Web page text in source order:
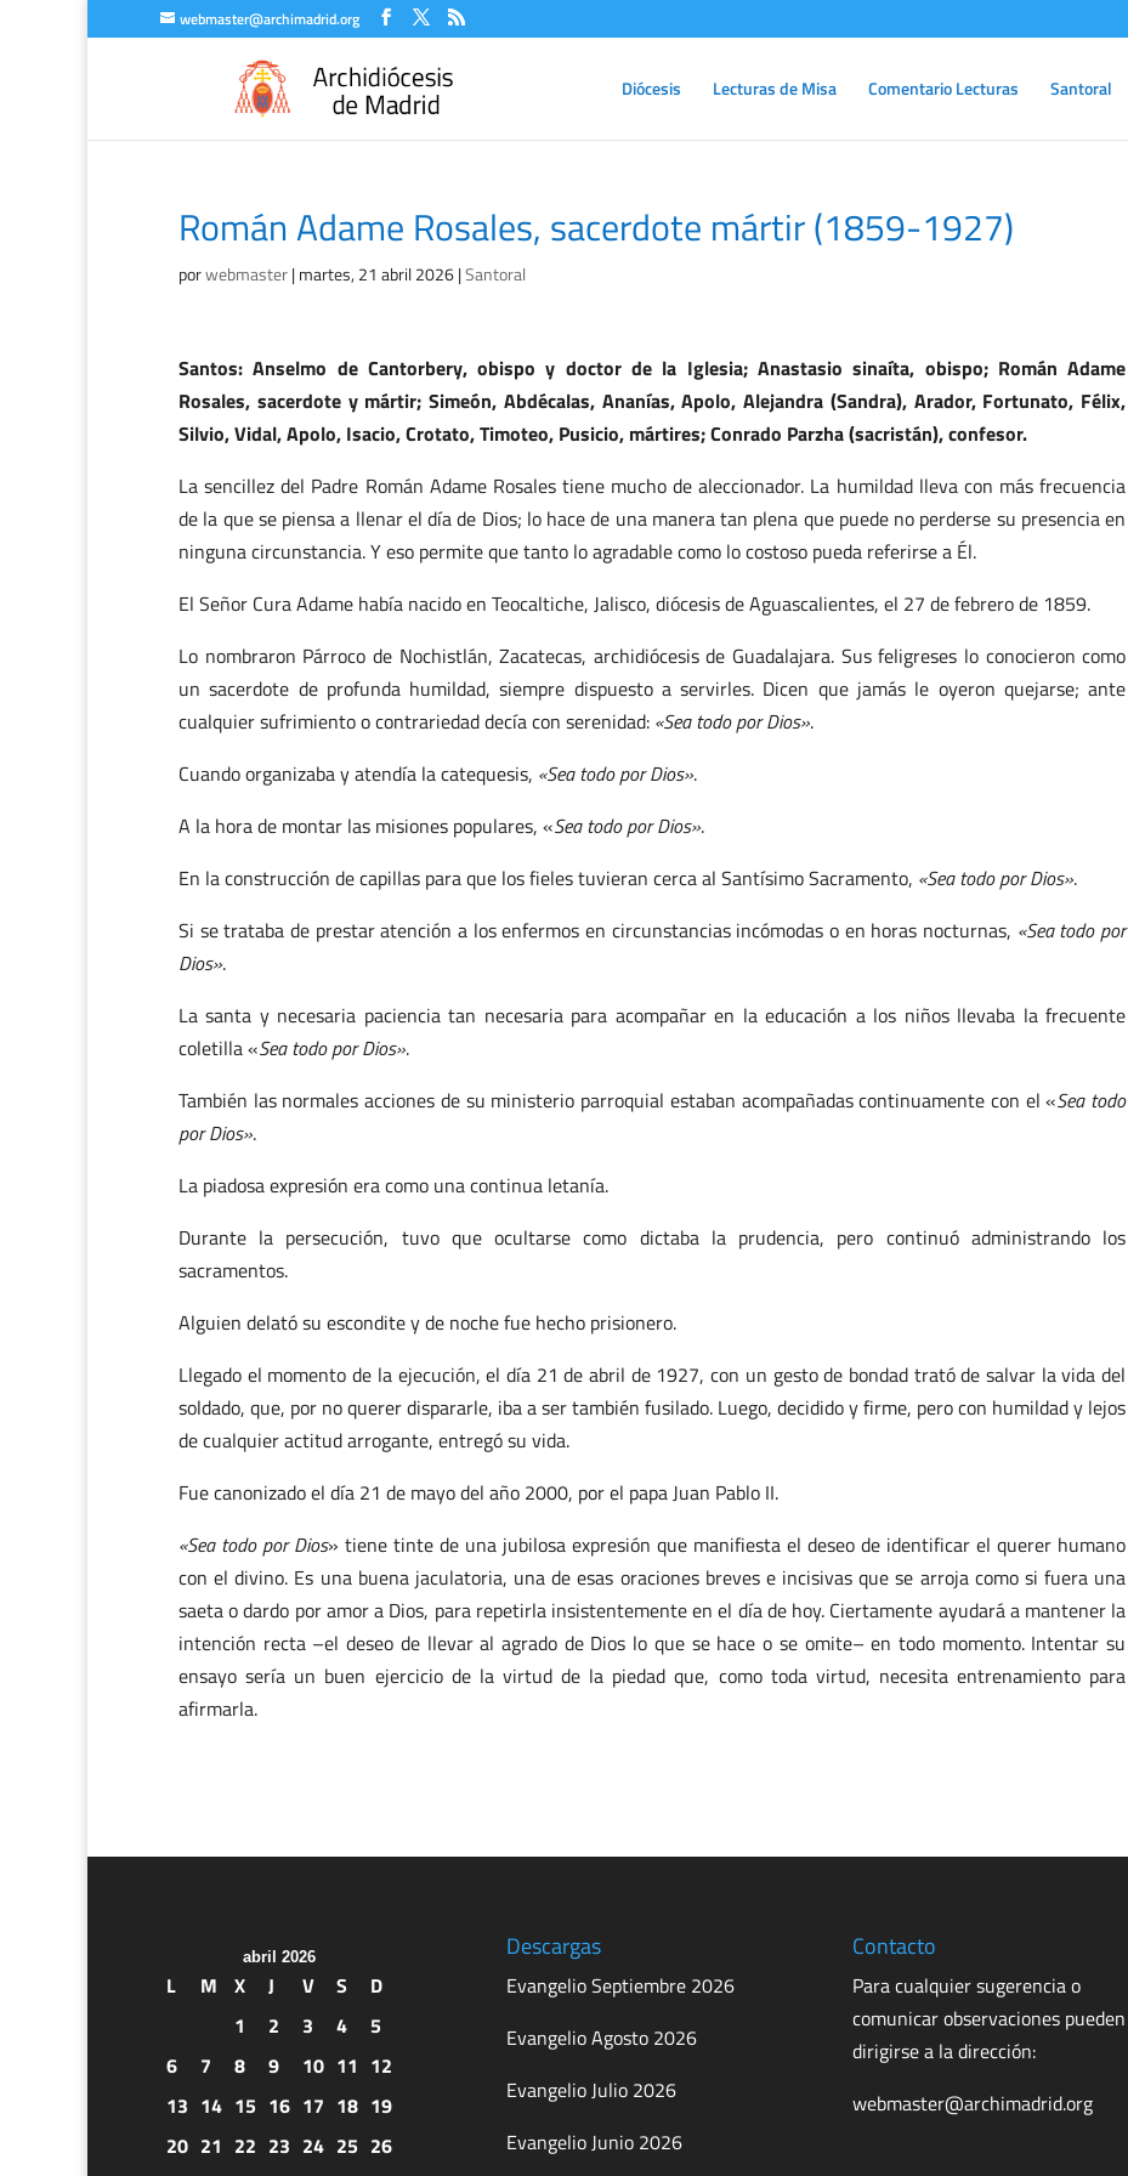
webmaster@archimadrid.org
Diócesis Lecturas de Misa Comentario Lecturas Santoral
Román Adame Rosales, sacerdote mártir (1859-1927)
porwebmaster|martes, 21 abril 2026|Santoral
Santos: Anselmo de Cantorbery, obispo y doctor de la Iglesia; Anastasio sinaíta, obispo; Román Adame
Rosales, sacerdote y mártir; Simeón, Abdécalas, Ananías, Apolo, Alejandra (Sandra), Arador, Fortunato, Félix,
Silvio, Vidal, Apolo, Isacio, Crotato, Timoteo, Pusicio, mártires; Conrado Parzha (sacristán), confesor.
La sencillez del Padre Román Adame Rosales tiene mucho de aleccionador. La humildad lleva con más frecuencia
de la que se piensa a llenar el día de Dios; lo hace de una manera tan plena que puede no perderse su presencia en
ninguna circunstancia. Y eso permite que tanto lo agradable como lo costoso pueda referirse a Él.
El Señor Cura Adame había nacido en Teocaltiche, Jalisco, diócesis de Aguascalientes, el 27 de febrero de 1859.
Lo nombraron Párroco de Nochistlán, Zacatecas, archidiócesis de Guadalajara. Sus feligreses lo conocieron como
un sacerdote de profunda humildad, siempre dispuesto a servirles. Dicen que jamás le oyeron quejarse; ante
cualquier sufrimiento o contrariedad decía con serenidad: «Sea todo por Dios».
Cuando organizaba y atendía la catequesis, «Sea todo por Dios».
A la hora de montar las misiones populares, «Sea todo por Dios».
En la construcción de capillas para que los fieles tuvieran cerca al Santísimo Sacramento, «Sea todo por Dios».
Si se trataba de prestar atención a los enfermos en circunstancias incómodas o en horas nocturnas, «Sea todo por
Dios».
La santa y necesaria paciencia tan necesaria para acompañar en la educación a los niños llevaba la frecuente
coletilla «Sea todo por Dios».
También las normales acciones de su ministerio parroquial estaban acompañadas continuamente con el «Sea todo
por Dios».
La piadosa expresión era como una continua letanía.
Durante la persecución, tuvo que ocultarse como dictaba la prudencia, pero continuó administrando los
sacramentos.
Alguien delató su escondite y de noche fue hecho prisionero.
Llegado el momento de la ejecución, el día 21 de abril de 1927, con un gesto de bondad trató de salvar la vida del
soldado, que, por no querer dispararle, iba a ser también fusilado. Luego, decidido y firme, pero con humildad y lejos
de cualquier actitud arrogante, entregó su vida.
Fue canonizado el día 21 de mayo del año 2000, por el papa Juan Pablo II.
«Sea todo por Dios» tiene tinte de una jubilosa expresión que manifiesta el deseo de identificar el querer humano
con el divino. Es una buena jaculatoria, una de esas oraciones breves e incisivas que se arroja como si fuera una
saeta o dardo por amor a Dios, para repetirla insistentemente en el día de hoy. Ciertamente ayudará a mantener la
intención recta –el deseo de llevar al agrado de Dios lo que se hace o se omite– en todo momento. Intentar su
ensayo sería un buen ejercicio de la virtud de la piedad que, como toda virtud, necesita entrenamiento para
afirmarla.
abril 2026
L M X J V S
D
1
2 3 4
5
6
7 8 9 10 11 12
13 14 15 16 17 18 19
20 21 22 23 24 25 26
Descargas
Evangelio Septiembre 2026
Evangelio Agosto 2026
Evangelio Julio 2026
Evangelio Junio 2026
Contacto
Para cualquier sugerencia o
comunicar observaciones pueden
dirigirse a la dirección:
webmaster@archimadrid.org